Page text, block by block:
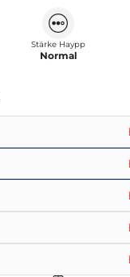
Stärke Haypp
Normal